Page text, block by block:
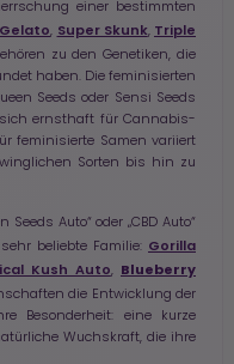
einer bestimmten
Gelato, Super Skunk, Triple
zu den Genetiken, die
haben. Die feminisierten
Seeds oder Sensi Seeds
ernsthaft für Cannabis-
feminisierte Samen variiert
Sorten bis hin zu
Auto“ oder „CBD Auto“
beliebte Familie: Gorilla
Kush Auto, Blueberry
die Entwicklung der
Besonderheit: eine kurze
Wuchskraft, die ihre